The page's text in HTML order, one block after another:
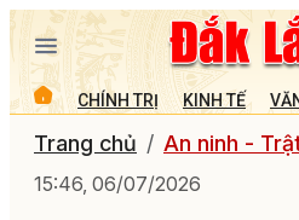
CHÍNH TRỊ KINH TẾ
Trang chủ An ninh -
15:46, 06/07/2026